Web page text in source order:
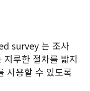
survey 는 조사
루한 절차를 밟지
사용할 수 있도록